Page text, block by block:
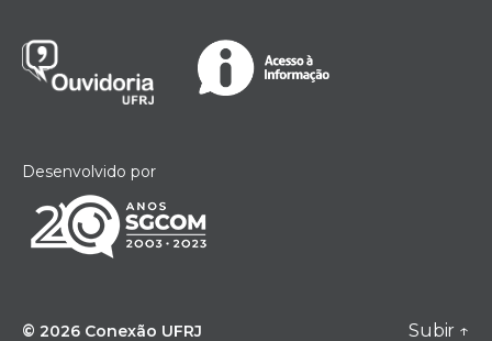
Desenvolvido por
© 2026 Conexão UFRJ Subir ↑